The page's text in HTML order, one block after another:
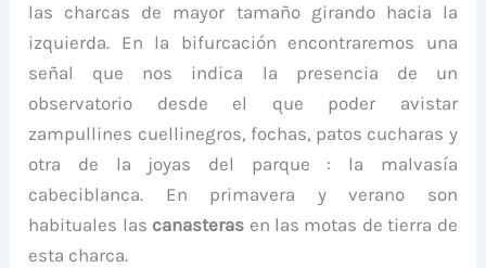
las charcas de mayor tamaño girando hacia la
izquierda. En la bifurcación encontraremos una
señal que nos indica la presencia de un
observatorio desde el que poder avistar
zampullines cuellinegros, fochas, patos cucharas y
otra de la joyas del parque : la malvasía
cabeciblanca. En primavera y verano son
habituales las canasteras en las motas de tierra de
esta charca.